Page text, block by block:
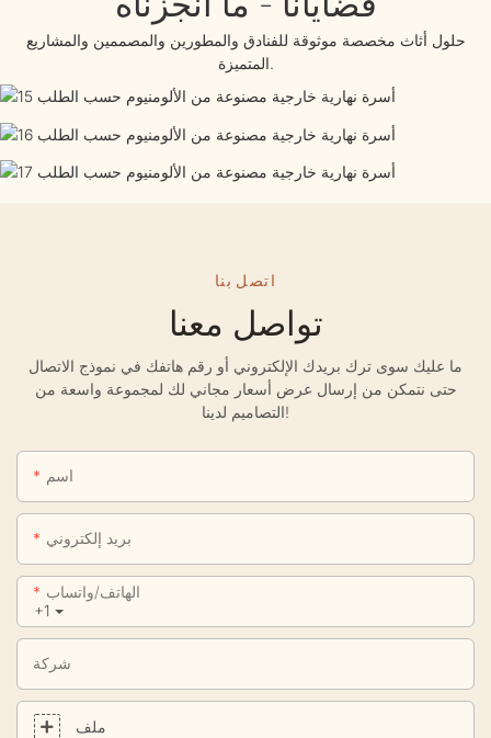
حلول أثاث مخصصة موثوقة للفنادق والمطورين والمصممين والمشاريع
المتميزة.
COOPERATION
ACHIEVEMENTS
إنجازاتنا
COOPERATION
إنجازاتنا
اتصل بنا
تواصل معنا
ما عليك سوى ترك بريدك الإلكتروني أو رقم هاتفك في نموذج الاتصال
حتى نتمكن من إرسال عرض أسعار مجاني لك لمجموعة واسعة من
التصاميم لدينا!
اسم
بريد إلكتروني
+1
الهاتف/واتساب
شركة
ملف